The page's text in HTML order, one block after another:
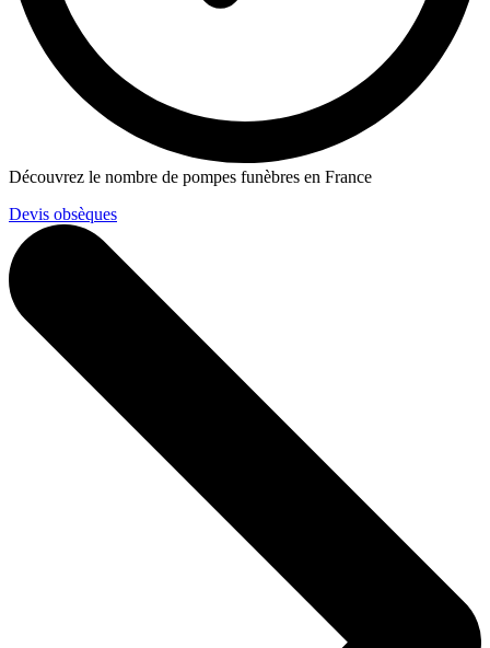
Découvrez le nombre de pompes funèbres en France
Devis obsèques